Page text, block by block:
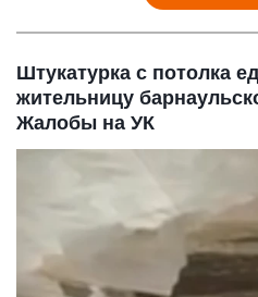
Штукатурка с потолка
жительницу
Жалобы на УК